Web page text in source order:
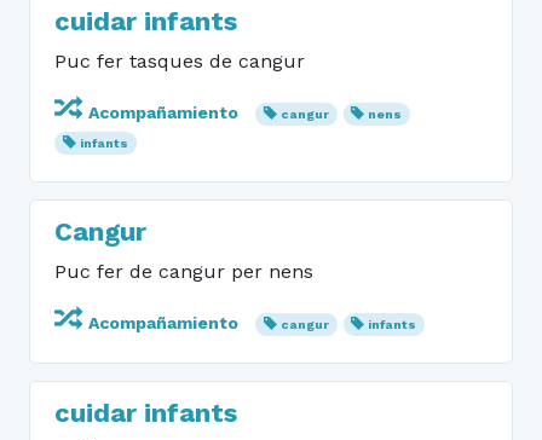
cuidar infants
Puc fer tasques de cangur
Acompañamiento cangur
nens
infants
Cangur
Puc fer de cangur per nens
Acompañamiento cangur infants
cuidar infants